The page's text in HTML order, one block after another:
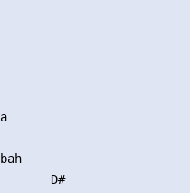
D#